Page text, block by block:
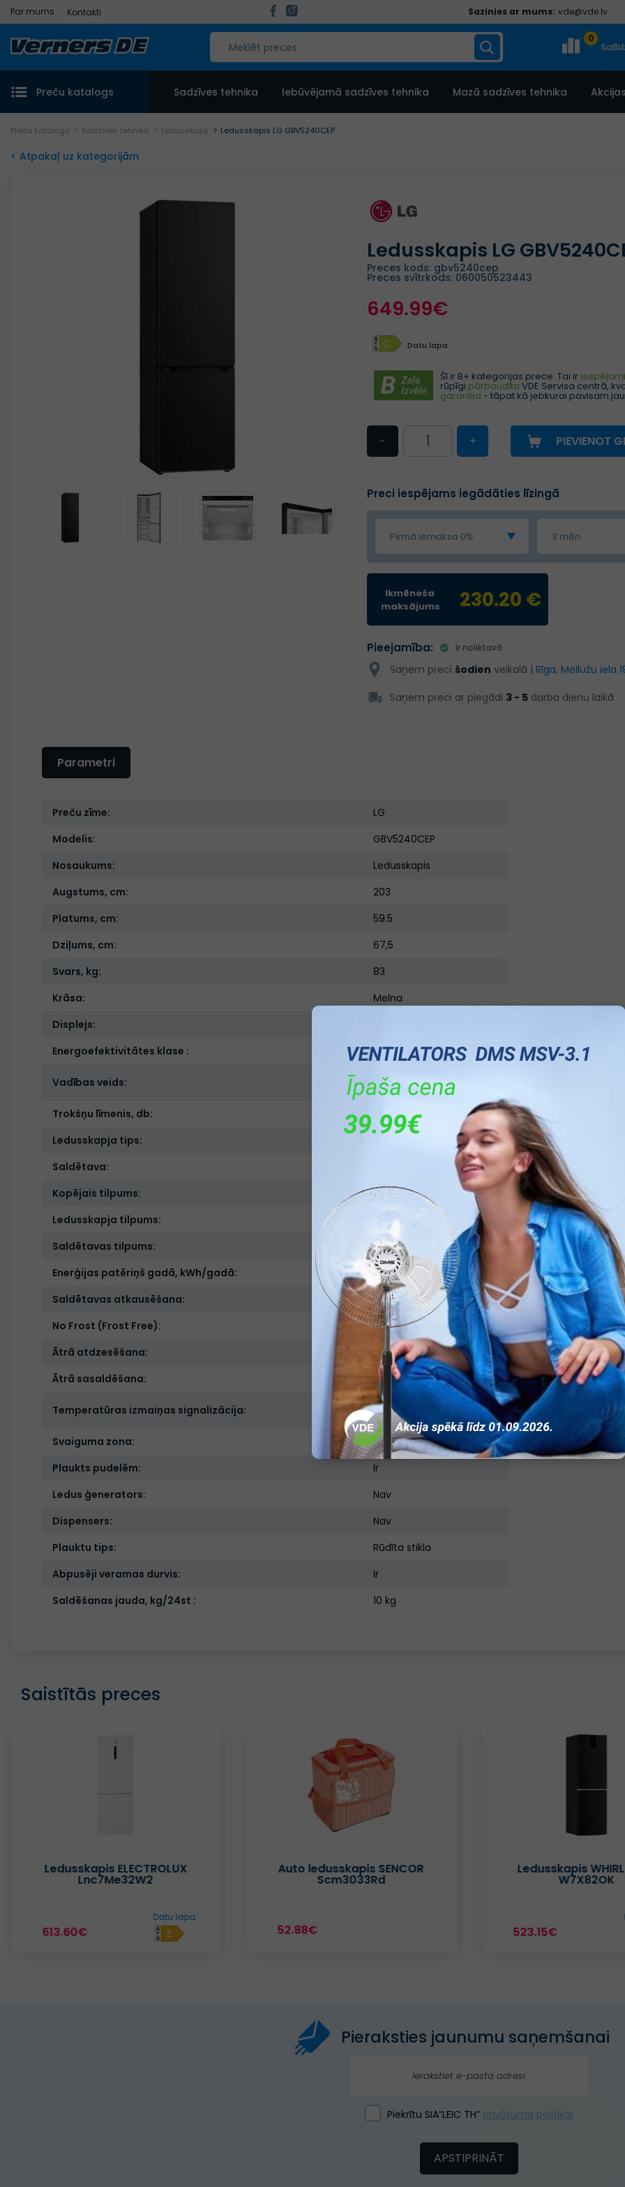
Par mums Kontakti Sazinies ar mums: vde@vde.lv
0
Preču katalogs Sadzīves tehnika Iebūvējamā sadzīves tehnika Mazā sadzīves tehnika
Preču katalogs Sadzīves tehnika Ledusskapji Ledusskapis LG GBV5240CEP
< Atpakaļ uz kategorijām
Ledusskapis LG
Preces kods: gbv5240cep
Preces svītrkods: 060050523443
649.99€
C Datu lapa
Šī ir B+ kategorijas prece. Tai ir
rūpīgi pārbaudīta VDE Servisa centrā,
garantija - tāpat kā jebkurai pavisam
− + PIEVIENOT
Preci iespējams iegādāties līzingā
Pirmā iemaksa 0% 3 mēn.
Ikmēneša
maksājums
230.20 €
Pieejamība: Ir noliktavā
Saņem preci šodien veikalā | Rīga, Mellužu iela
Saņem preci ar piegādi 3 - 5 darba dienu laikā
Parametri
Preču zīme:
LG
Modelis:
GBV5240CEP
Nosaukums:
Ledusskapis
Augstums, cm:
203
Platums, cm:
59.5
Dziļums, cm:
67,5
Svars, kg:
83
Krāsa:
Melna
Displejs:
Energoefektivitātes klase :
C
Vadības veids: Elektroniskā –
skārienjūtīgā
Trokšņu līmenis, db:
35
Ledusskapja tips:
Saldētava:
Kopējais tilpums:
387
Ledusskapja tilpums:
277
Saldētavas tilpums:
110
Enerģijas patēriņš gadā, kWh/gadā:
174
Saldētavas atkausēšana:
Ir
No Frost (Frost Free):
Ir
Ātrā atdzesēšana:
Ir
Ātrā sasaldēšana:
Ir
Temperatūras izmaiņas signalizācija: Atvērto durvju trauksmes
signāls
Svaiguma zona:
Ir
Plaukts pudelēm:
Ir
Ledus ģenerators:
Nav
Dispensers:
Nav
Plauktu tips:
Rūdīta stikla
Abpusēji veramas durvis:
Ir
Saldēšanas jauda, kg/24st :
10 kg
Saistītās preces
Auto ledusskapis SENCOR
Scm3033Rd
52.88€
Ledusskapis WHIRLPOOL
W7X82OK
523.15€
Ledusskapis INDESIT
329.99€
Pieraksties jaunumu saņemšanai
Piekrītu SIA”LEIC TH” privātuma politikai
APSTIPRINĀT